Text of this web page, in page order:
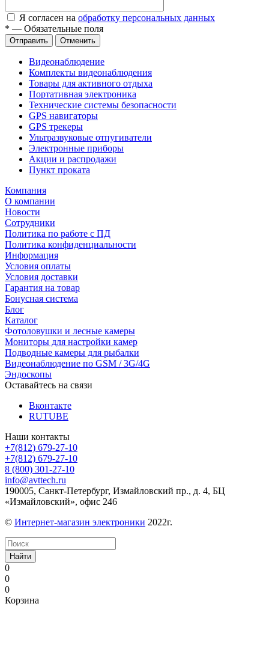
Я согласен на обработку персональных данных
* — Обязательные поля
Отправить Отменить
Видеонаблюдение
Комплекты видеонаблюдения
Товары для активного отдыха
Портативная электроника
Технические системы безопасности
GPS навигаторы
GPS трекеры
Ультразвуковые отпугиватели
Электронные приборы
Акции и распродажи
Пункт проката
Компания
О компании
Новости
Сотрудники
Политика по работе с ПД
Политика конфиденциальности
Информация
Условия оплаты
Условия доставки
Гарантия на товар
Бонусная система
Блог
Каталог
Фотоловушки и лесные камеры
Мониторы для настройки камер
Подводные камеры для рыбалки
Видеонаблюдение по GSM / 3G/4G
Эндоскопы
Оставайтесь на связи
Вконтакте
RUTUBE
Наши контакты
+7(812) 679-27-10
+7(812) 679-27-10
8 (800) 301-27-10
info@avttech.ru
190005, Санкт-Петербург, Измайловский пр., д. 4, БЦ
«Измайловский», офис 246
© Интернет-магазин электроники 2022г.
Найти
0
0
0
Корзина